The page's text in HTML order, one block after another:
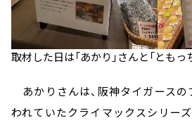
取材した日は「あかり」さんと「とも
あかりさんは、阪神タイガースの
われていたクライマックスシリー